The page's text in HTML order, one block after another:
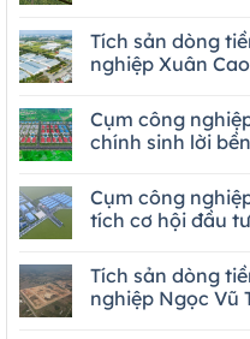
Tích sản dòng
nghiệp Xuân
Cụm công
chính sinh lời
Cụm công
tích cơ hội đầu tư
Tích sản dòng
nghiệp Ngọc Vũ